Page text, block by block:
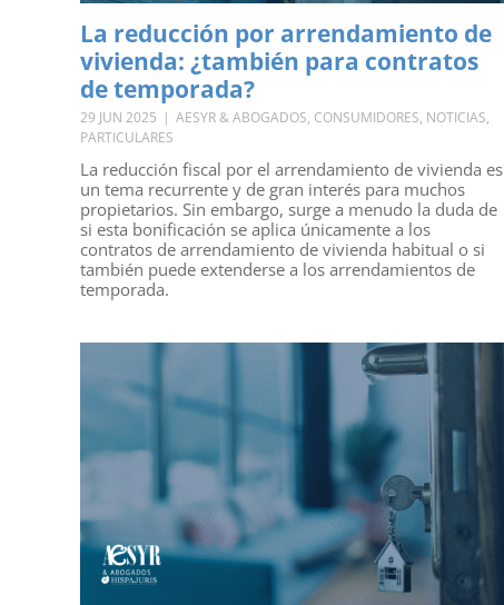
La reducción por arrendamiento de
vivienda: ¿también para contratos
de temporada?
29 JUN 2025 | AESYR & ABOGADOS, CONSUMIDORES, NOTICIAS,
PARTICULARES
La reducción fiscal por el arrendamiento de vivienda es
un tema recurrente y de gran interés para muchos
propietarios. Sin embargo, surge a menudo la duda de
si esta bonificación se aplica únicamente a los
contratos de arrendamiento de vivienda habitual o si
también puede extenderse a los arrendamientos de
temporada.